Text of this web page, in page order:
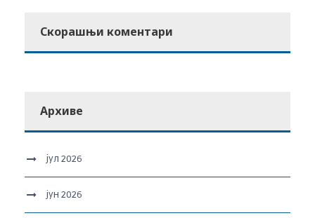
Скорашњи коментари
Архиве
јул 2026
јун 2026